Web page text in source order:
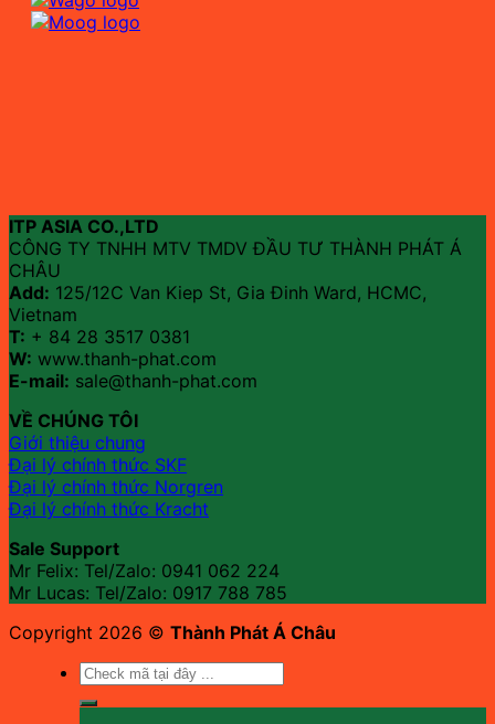
ITP ASIA CO.,LTD
CÔNG TY TNHH MTV TMDV ĐẦU TƯ THÀNH PHÁT Á
CHÂU
Add: 125/12C Van Kiep St, Gia Đinh Ward, HCMC,
Vietnam
T: + 84 28 3517 0381
W: www.thanh-phat.com
E-mail: sale@thanh-phat.com
VỀ CHÚNG TÔI
Giới thiệu chung
Đại lý chính thức SKF
Đại lý chính thức Norgren
Đại lý chính thức Kracht
Sale Support
Mr Felix: Tel/Zalo: 0941 062 224
Mr Lucas: Tel/Zalo: 0917 788 785
Copyright 2026 © Thành Phát Á Châu
Tìm
kiếm: